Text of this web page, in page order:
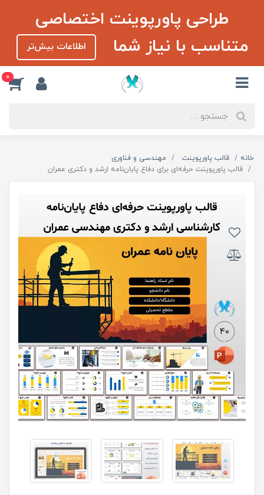
طراحی پاورپوینت اختصاصی
متناسب با نیاز شما
اطلاعات بیش‌تر
0
خانه قالب پاورپوینت
مهندسی و فناوری
قالب پاورپوینت حرفه‌ای برای دفاع پایان‌نامه ارشد و دکتری عمران